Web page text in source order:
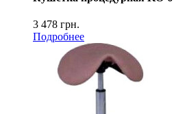
3 478 грн.
Подробнее